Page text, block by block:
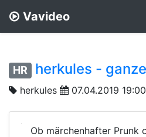
Vavideo
HR herkules -
herkules 07.04.2019 19:00
Ob märchenhafter Prunk